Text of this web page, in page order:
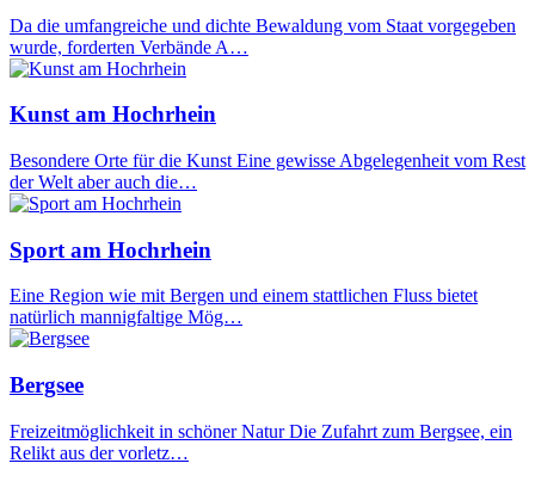
Da die umfangreiche und dichte Bewaldung vom Staat vorgegeben
wurde, forderten Verbände A…
Kunst am Hochrhein
Besondere Orte für die Kunst Eine gewisse Abgelegenheit vom Rest
der Welt aber auch die…
Sport am Hochrhein
Eine Region wie mit Bergen und einem stattlichen Fluss bietet
natürlich mannigfaltige Mög…
Bergsee
Freizeitmöglichkeit in schöner Natur Die Zufahrt zum Bergsee, ein
Relikt aus der vorletz…